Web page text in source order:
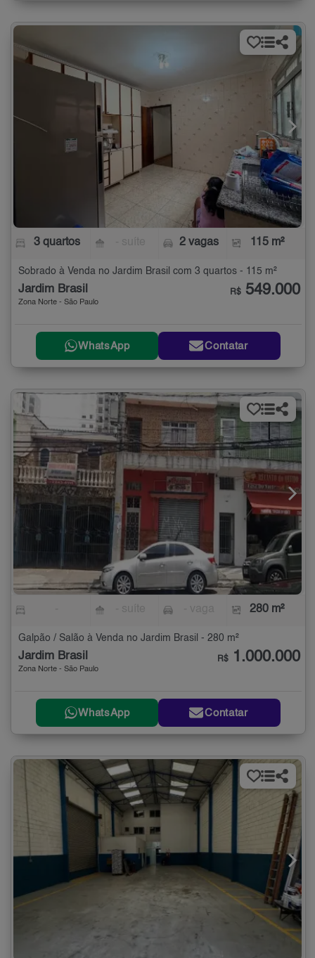
3 quartos 2 vagas 115 m²
Sobrado à Venda no Jardim Brasil com 3 quartos - 115 m²
Jardim Brasil
Zona Norte - São Paulo
R$ 549.000
WhatsApp Contatar
280 m²
Galpão / Salão à Venda no Jardim Brasil - 280 m²
Jardim Brasil
Zona Norte - São Paulo
R$ 1.000.000
WhatsApp Contatar